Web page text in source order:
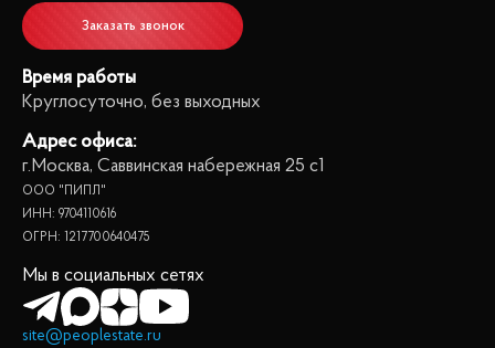
Заказать звонок
Время работы
Круглосуточно, без выходных
Адрес офиса:
г.Москва, Саввинская набережная 25 с1
ООО "ПИПЛ"
ИНН: 9704110616
ОГРН: 1217700640475
Мы в социальных сетях
site@peoplestate.ru